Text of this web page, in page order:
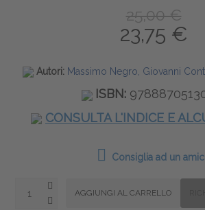
25,00 €
23,75 €
Autori: Massimo Negro, Giovanni
ISBN:
CONSULTA L'INDICE E
Consiglia ad un